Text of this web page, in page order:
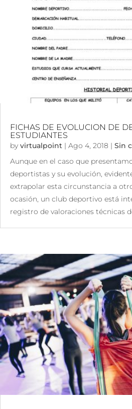
FICHAS DE EVOLUCION DE
ESTUDIANTES
by virtualpoint | Ago 4, 2018 | Sin
Aunque en el caso que
deportistas y su evolución,
extrapolar esta circunstancia a
ocasión, un club deportivo está
registro de valoraciones técnicas